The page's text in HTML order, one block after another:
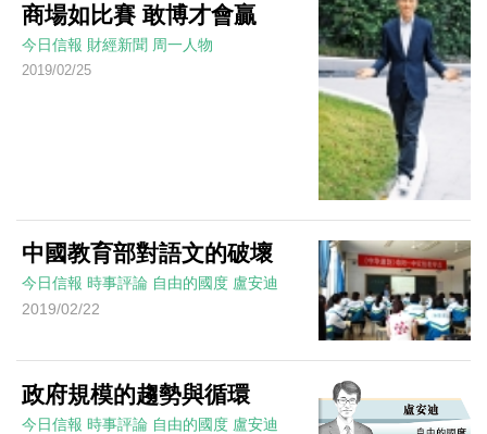
商場如比賽 敢博才會贏
今日信報 財經新聞 周一人物
2019/02/25
中國教育部對語文的破壞
今日信報 時事評論 自由的國度 盧安迪
2019/02/22
政府規模的趨勢與循環
今日信報 時事評論 自由的國度 盧安迪